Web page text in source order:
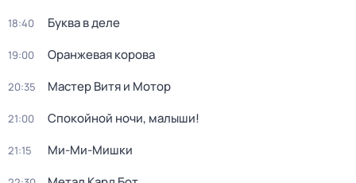
18:40 Буква в деле
19:00 Оранжевая корова
20:35 Мастер Витя и Мотор
21:00 Спокойной ночи, малыши!
21:15 Ми-Ми-Мишки